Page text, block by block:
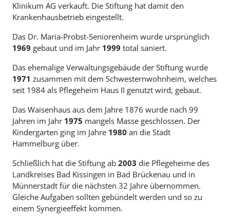
Klinikum AG verkauft. Die Stiftung hat damit den
Krankenhausbetrieb eingestellt.
Das Dr. Maria-Probst-Seniorenheim wurde ursprünglich
1969 gebaut und im Jahr 1999 total saniert.
Das ehemalige Verwaltungsgebäude der Stiftung wurde
1971 zusammen mit dem Schwesternwohnheim, welches
seit 1984 als Pflegeheim Haus II genutzt wird, gebaut.
Das Waisenhaus aus dem Jahre 1876 wurde nach 99
Jahren im Jahr 1975 mangels Masse geschlossen. Der
Kindergarten ging im Jahre 1980 an die Stadt
Hammelburg über.
Schließlich hat die Stiftung ab 2003 die Pflegeheime des
Landkreises Bad Kissingen in Bad Brückenau und in
Münnerstadt für die nächsten 32 Jahre übernommen.
Gleiche Aufgaben sollten gebündelt werden und so zu
einem Synergieeffekt kommen.